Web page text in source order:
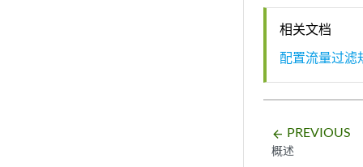
相关文档
配置流量过滤
arrow_backward PREVIOUS
概述